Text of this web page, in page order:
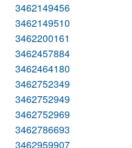
3462149456
3462149510
3462200161
3462457884
3462464180
3462752349
3462752949
3462752969
3462786693
3462959907